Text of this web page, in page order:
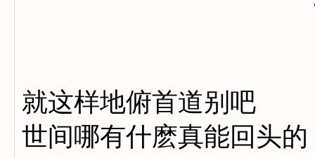
就这样地俯首道别吧
世间哪有什麽真能回头的